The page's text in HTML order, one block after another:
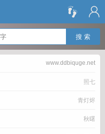
搜 索
www.ddbiquge.net
照七
青灯烬
秋曙